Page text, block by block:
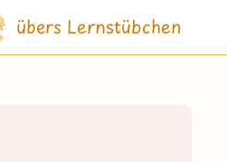
übers Lernstübchen